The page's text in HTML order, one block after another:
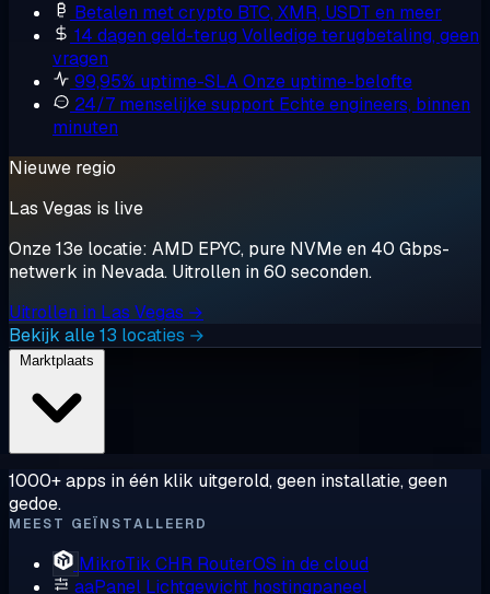
Betalen met crypto BTC, XMR, USDT en meer
14 dagen geld-terug Volledige terugbetaling, geen
vragen
99,95% uptime-SLAOnze uptime-belofte
24/7 menselijke support Echte engineers, binnen
minuten
Nieuwe regio
Las Vegas is live
Onze 13e locatie: AMD EPYC, pure NVMe en 40 Gbps-
netwerk in Nevada. Uitrollen in 60 seconden.
Uitrollen in Las Vegas →
Bekijk alle 13 locaties →
1000+ apps in één klik uitgerold, geen installatie, geen
gedoe.
MEEST GEÏNSTALLEERD
MikroTik CHR RouterOS in de cloud
aaPanel Lichtgewicht hostingpaneel